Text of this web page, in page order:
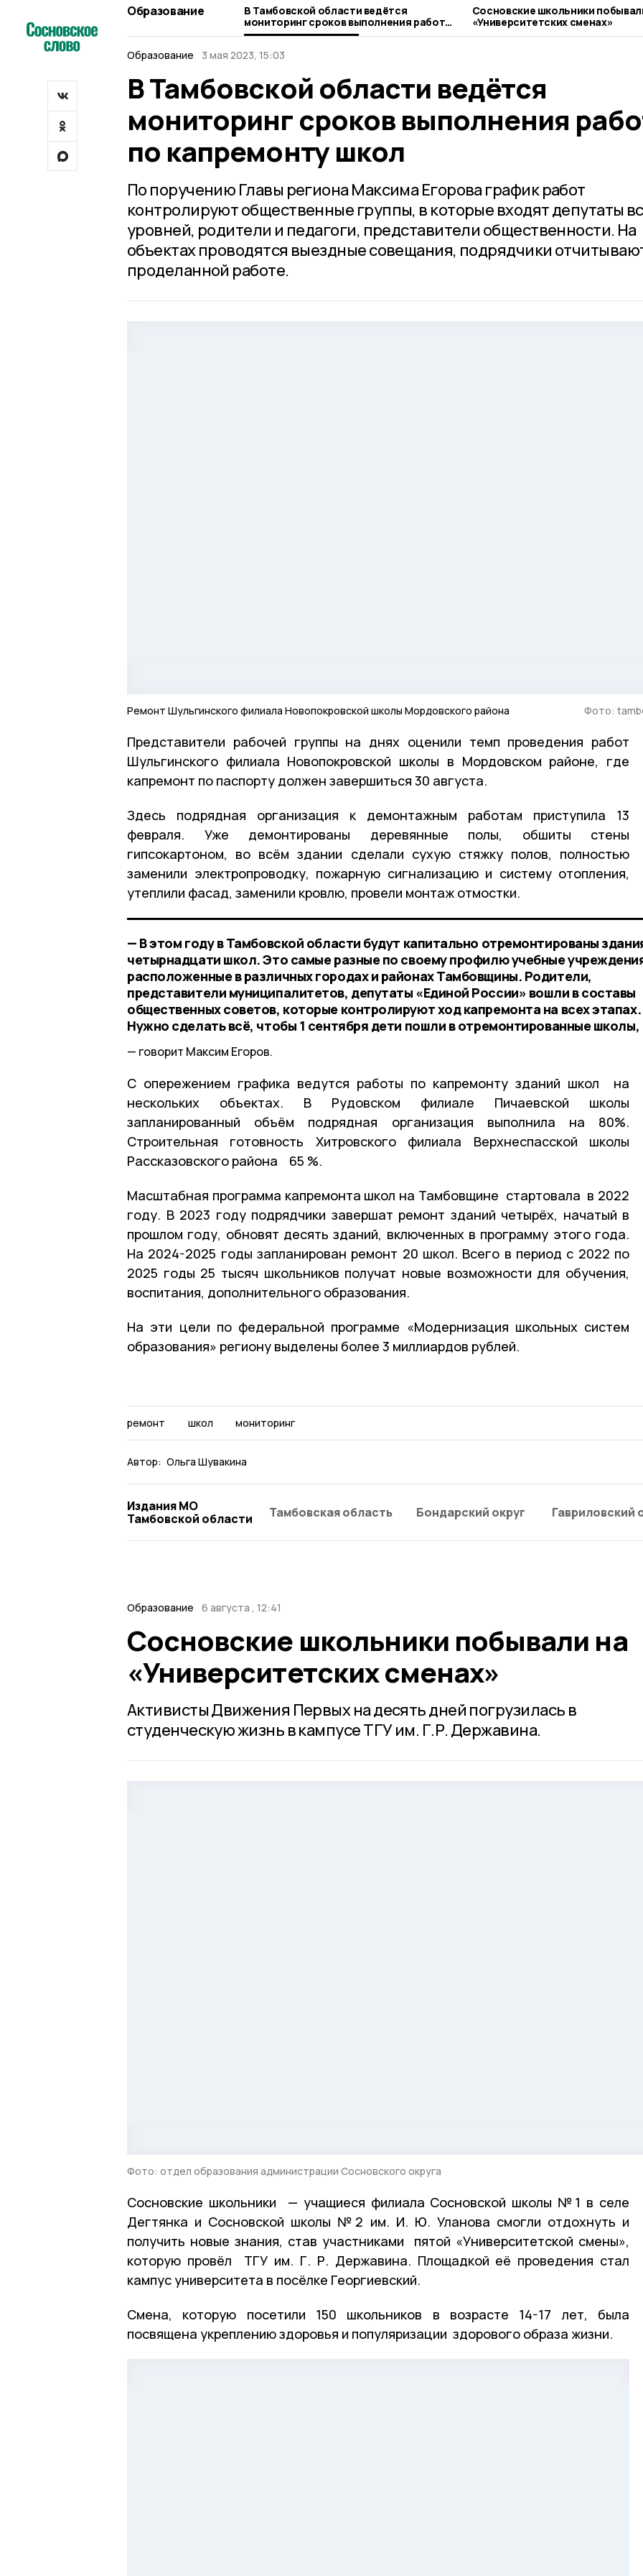
Образование
В Тамбовской области ведётся
мониторинг сроков выполнения работ
по капремонту школ
Сосновские школьники
«Университетских сменах»
Образование
3 мая 2023, 15:03
В Тамбовской области ведётся
мониторинг сроков выполнения
по капремонту школ
По поручению Главы региона Максима Егорова график работ
контролируют общественные группы, в которые входят депутаты
уровней, родители и педагоги, представители общественности. На
объектах проводятся выездные совещания, подрядчики
проделанной работе.
Ремонт Шульгинского филиала Новопокровской школы Мордовского района Фото:
Представители рабочей группы на днях оценили темп проведения работ
Шульгинского филиала Новопокровской школы в Мордовском районе, где
капремонт по паспорту должен завершиться 30 августа.
Здесь подрядная организация к демонтажным работам приступила 13
февраля. Уже демонтированы деревянные полы, обшиты стены
гипсокартоном, во всём здании сделали сухую стяжку полов, полностью
заменили электропроводку, пожарную сигнализацию и систему отопления,
утеплили фасад, заменили кровлю, провели монтаж отмостки.
— В этом году в Тамбовской области будут капитально отремонтированы
четырнадцати школ. Это самые разные по своему профилю учебные
расположенные в различных городах и районах Тамбовщины. Родители,
представители муниципалитетов, депутаты «Единой России» вошли в составы
общественных советов, которые контролируют ход капремонта на всех этапах.
Нужно сделать всё, чтобы 1 сентября дети пошли в отремонтированные школы,
говорит Максим Егоров.
С опережением графика ведутся работы по капремонту зданий школ на
нескольких объектах. В Рудовском филиале Пичаевской школы
запланированный объём подрядная организация выполнила на 80%.
Строительная готовность Хитровского филиала Верхнеспасской школы
Рассказовского района 65 %.
Масштабная программа капремонта школ на Тамбовщине стартовала в 2022
году. В 2023 году подрядчики завершат ремонт зданий четырёх, начатый в
прошлом году, обновят десять зданий, включенных в программу этого года.
На 2024-2025 годы запланирован ремонт 20 школ. Всего в период с 2022 по
2025 годы 25 тысяч школьников получат новые возможности для обучения,
воспитания, дополнительного образования.
На эти цели по федеральной программе «Модернизация школьных систем
образования» региону выделены более 3 миллиардов рублей.
ремонт школ мониторинг
Автор: Ольга Шувакина
Издания МО
Тамбовской области
Тамбовская область Бондарский округ Гавриловский
Образование 6 августа , 12:41
Сосновские школьники побывали на
«Университетских сменах»
Активисты Движения Первых на десять дней погрузилась в
студенческую жизнь в кампусе ТГУ им. Г.Р. Державина.
Фото: отдел образования администрации Сосновского округа
Сосновские школьники — учащиеся филиала Сосновской школы №1 в селе
Дегтянка и Сосновской школы №2 им. И. Ю. Уланова смогли отдохнуть и
получить новые знания, став участниками пятой «Университетской смены»,
которую провёл ТГУ им. Г. Р. Державина. Площадкой её проведения стал
кампус университета в посёлке Георгиевский.
Смена, которую посетили 150 школьников в возрасте 14-17 лет, была
посвящена укреплению здоровья и популяризации здорового образа жизни.